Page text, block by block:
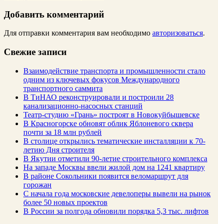
Добавить комментарий
Для отправки комментария вам необходимо авторизоваться.
Свежие записи
Взаимодействие транспорта и промышленности стало
одним из ключевых фокусов Международного
транспортного саммита
В ТиНАО реконструировали и построили 28
канализационно-насосных станций
Театр-студию «Грань» построят в Новокуйбышевске
В Красногорске обновят облик Яблоневого сквера
почти за 18 млн рублей
В столице открылись тематические инсталляции к 70-
летию Дня строителя
В Якутии отметили 90-летие строительного комплекса
На западе Москвы ввели жилой дом на 1241 квартиру
В районе Сокольники появится веломаршрут для
горожан
С начала года московские девелоперы вывели на рынок
более 50 новых проектов
В России за полгода обновили порядка 5,3 тыс. лифтов